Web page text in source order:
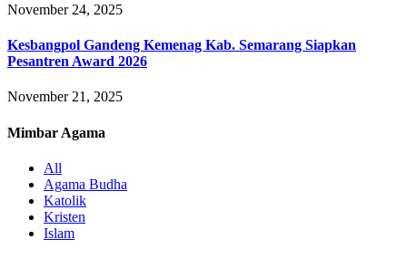
November 24, 2025
Kesbangpol Gandeng Kemenag Kab. Semarang Siapkan
Pesantren Award 2026
November 21, 2025
Mimbar Agama
All
Agama Budha
Katolik
Kristen
Islam